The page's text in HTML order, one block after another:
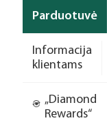
Parduotuvė
Informacija
klientams
„Diamond
Rewards“